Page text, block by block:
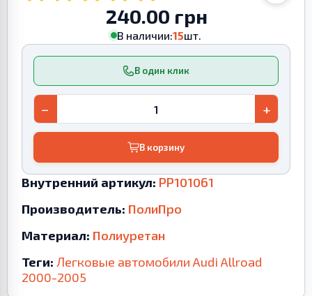
240.00 грн
В наличии:15шт.
В один клик
− +
В корзину
Внутренний артикул: PP101061
Производитель: ПолиПро
Материал: Полиуретан
Теги: Легковые автомобили Audi Allroad
2000-2005